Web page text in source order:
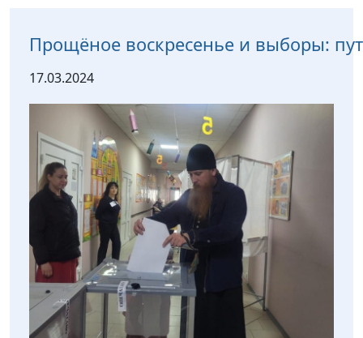
Прощёное воскресенье и выборы:
17.03.2024